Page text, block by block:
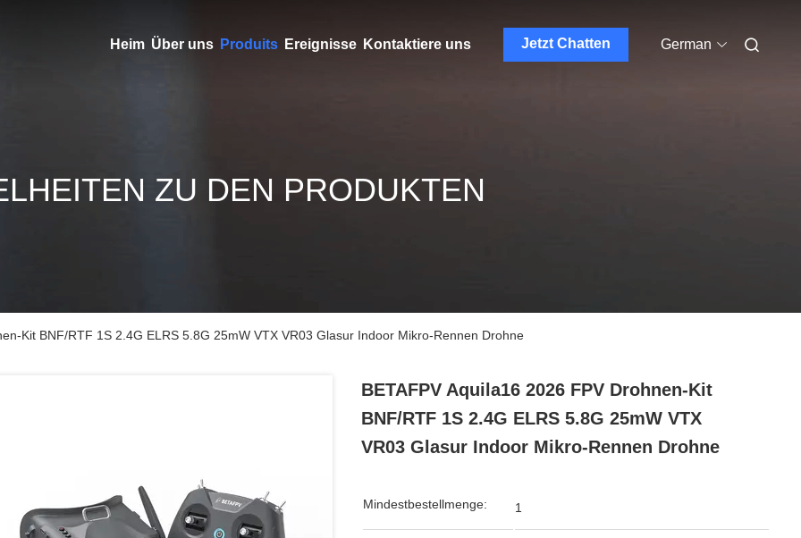
Heim Über uns Produits Ereignisse Kontaktiere uns Jetzt Chatten German
ZU DEN PRODUKTEN
Kit BNF/RTF 1S 2.4G ELRS 5.8G 25mW VTX VR03 Glasur Indoor Mikro-Rennen Drohne
BETAFPV Aquila16 2026 FPV Drohnen-Kit
BNF/RTF 1S 2.4G ELRS 5.8G 25mW VTX
VR03 Glasur Indoor Mikro-Rennen Drohne
Mindestbestellmenge: 1